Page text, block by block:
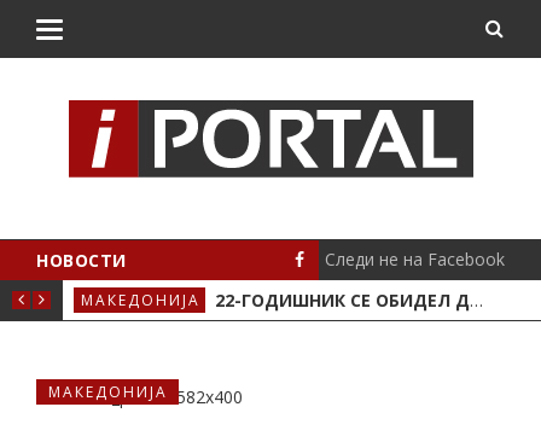
НОВОСТИ
КРИВА ПАЛАНКА
МАКЕДОНИЈА 22-ГОДИШНИК СЕ ОБИДЕЛ ДА НАПАДНЕ ВРАБОТЕНО ЛИЦЕ ВО „СОЦИЈАЛНОТО“ ВО КРИВА ПАЛАНКА
Следи не на Facebook
МАКЕДОНИЈА